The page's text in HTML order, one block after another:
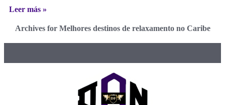
Leer más »
Archives for Melhores destinos de relaxamento no Caribe